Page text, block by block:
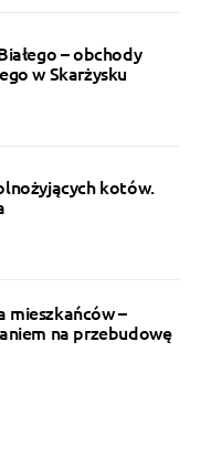
– obchody
w Skarżysku
kotów.
mieszkańców –
na przebudowę